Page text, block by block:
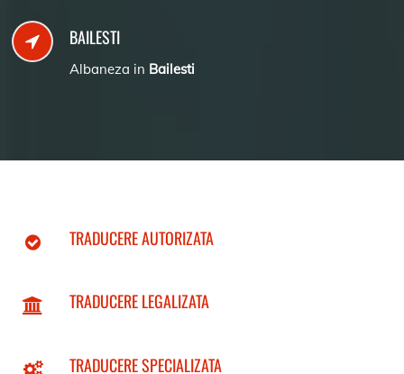
BAILESTI
Albaneza in Bailesti
TRADUCERE AUTORIZATA
TRADUCERE LEGALIZATA
TRADUCERE SPECIALIZATA